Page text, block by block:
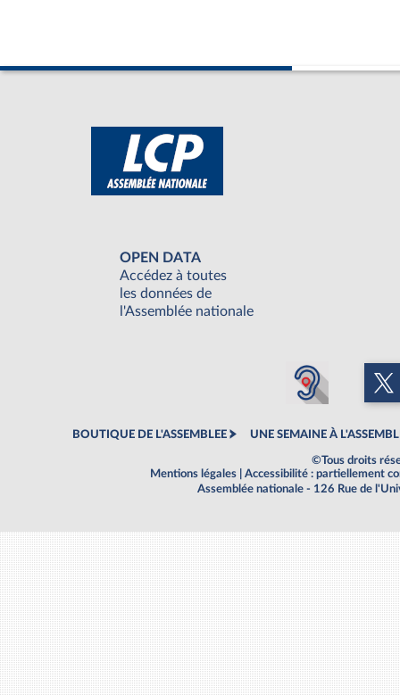
OPEN DATA
Accédez à toutes
les données de
l'Assemblée nationale
BOUTIQUE DE L'ASSEMBLEE UNE SEMAINE À
©Tous droits
Mentions légales
Accessibilité : partiellement
Assemblée nationale - 126 Rue de